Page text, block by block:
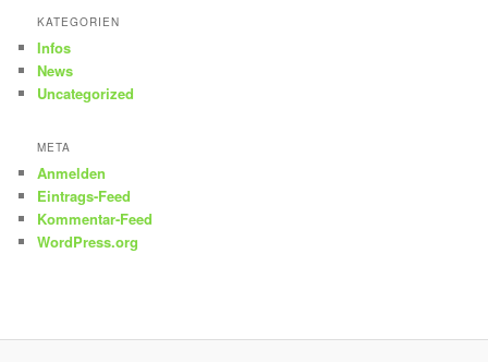
KATEGORIEN
Infos
News
Uncategorized
META
Anmelden
Eintrags-Feed
Kommentar-Feed
WordPress.org